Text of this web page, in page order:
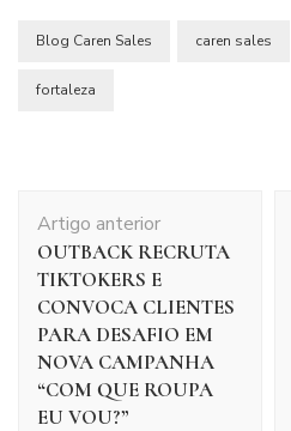
Blog Caren Sales caren sales
fortaleza
de
post
Artigo anterior
OUTBACK RECRUTA
TIKTOKERS E
CONVOCA CLIENTES
PARA DESAFIO EM
NOVA CAMPANHA
“COM QUE ROUPA
EU VOU?”